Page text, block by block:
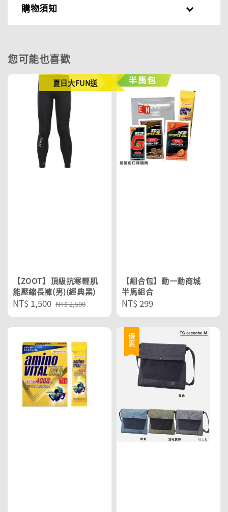
購物須知
您可能也喜歡
夏日大FUN送
【ZOOT】頂級抗寒輕肌
能壓縮長褲(男)(經典黑)
Sale
price
NT$ 1,500 Regular
price
NT$ 2,500
【組合包】動一動商城
半馬組合
Regular
price
NT$ 299
優惠